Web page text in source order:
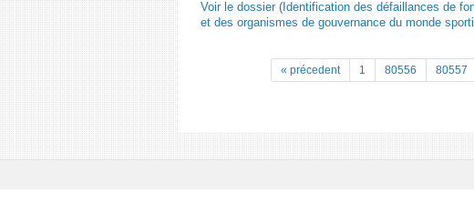
Voir le dossier (Identification des défaillances de
et des organismes de gouvernance du monde
« précedent 1 80556 80557